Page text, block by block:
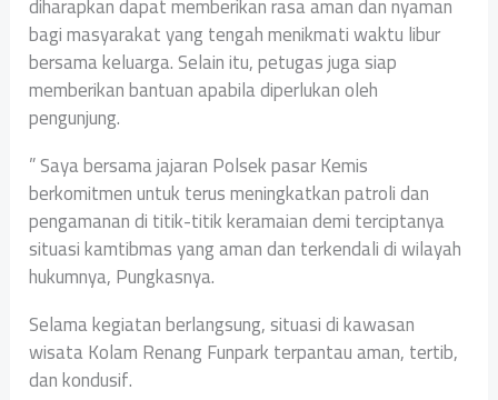
bagi masyarakat yang tengah menikmati waktu libur
bersama keluarga. Selain itu, petugas juga siap
memberikan bantuan apabila diperlukan oleh
pengunjung.
” Saya bersama jajaran Polsek pasar Kemis
berkomitmen untuk terus meningkatkan patroli dan
pengamanan di titik-titik keramaian demi terciptanya
situasi kamtibmas yang aman dan terkendali di wilayah
hukumnya, Pungkasnya.
Selama kegiatan berlangsung, situasi di kawasan
wisata Kolam Renang Funpark terpantau aman, tertib,
dan kondusif.